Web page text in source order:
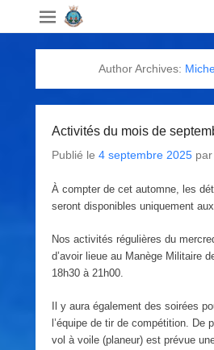
Author Archives:
Activités du mois de
Publié le 4 septembre 2025 par
À compter de cet automne, les
seront disponibles uniquement
Nos activités régulières du
d’avoir lieue au Manège Militaire
18h30 à 21h00.
Il y aura également des soirées
l’équipe de tir de compétition. De
vol à voile (planeur) est prévue